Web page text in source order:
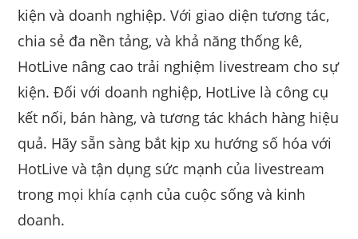
kiện và doanh nghiệp. Với giao diện tương tác,
chia sẻ đa nền tảng, và khả năng thống kê,
HotLive nâng cao trải nghiệm livestream cho sự
kiện. Đối với doanh nghiệp, HotLive là công cụ
kết nối, bán hàng, và tương tác khách hàng hiệu
quả. Hãy sẵn sàng bắt kịp xu hướng số hóa với
HotLive và tận dụng sức mạnh của livestream
trong mọi khía cạnh của cuộc sống và kinh
doanh.